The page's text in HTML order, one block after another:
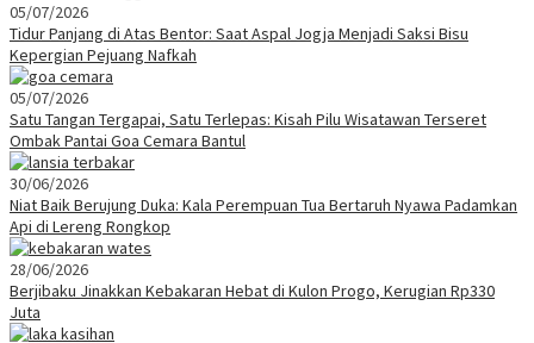
05/07/2026
Tidur Panjang di Atas Bentor: Saat Aspal Jogja Menjadi Saksi Bisu
Kepergian Pejuang Nafkah
05/07/2026
Satu Tangan Tergapai, Satu Terlepas: Kisah Pilu Wisatawan Terseret
Ombak Pantai Goa Cemara Bantul
30/06/2026
Niat Baik Berujung Duka: Kala Perempuan Tua Bertaruh Nyawa Padamkan
Api di Lereng Rongkop
28/06/2026
Berjibaku Jinakkan Kebakaran Hebat di Kulon Progo, Kerugian Rp330
Juta